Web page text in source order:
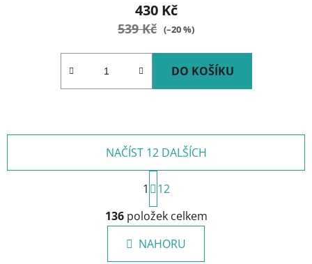
430 Kč
539 Kč (–20 %)
DO KOŠÍKU
O
v
l
á
NAČÍST 12 DALŠÍCH
S
t
r
á
n
k
1
12
136položek celkem
NAHORU